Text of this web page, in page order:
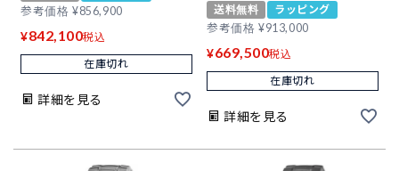
参考価格 ¥856,900
¥842,100税込
在庫切れ
詳細を見る
送料無料
ラッピング
参考価格 ¥913,000
¥669,500税込
在庫切れ
詳細を見る